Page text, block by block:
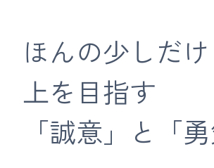
ほんの少しだけ
上を目指す
「誠意」と「勇